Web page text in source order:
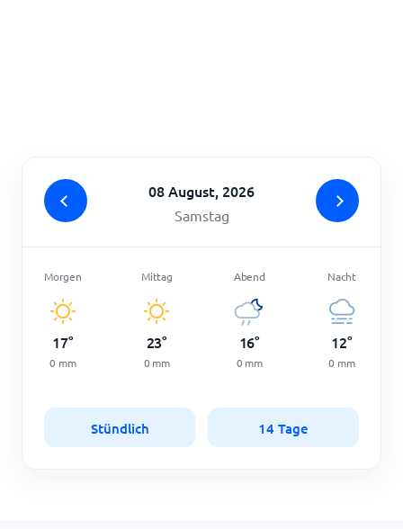
08 August, 2026
Samstag
Morgen
17°
0 mm
Mittag
23°
0 mm
Abend
16°
0 mm
Nacht
12°
0 mm
Stündlich 14 Tage